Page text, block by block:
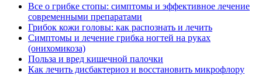
Все о грибке стопы: симптомы и эффективное лечение
современными препаратами
Грибок кожи головы: как распознать и лечить
Симптомы и лечение грибка ногтей на руках
(онихомикоза)
Польза и вред кишечной палочки
Как лечить дисбактериоз и восстановить микрофлору